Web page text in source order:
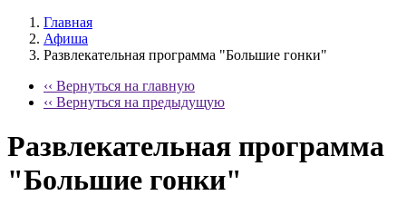
Главная
Афиша
Развлекательная программа "Большие гонки"
‹‹ Вернуться на главную
‹‹ Вернуться на предыдущую
Развлекательная программа
"Большие гонки"